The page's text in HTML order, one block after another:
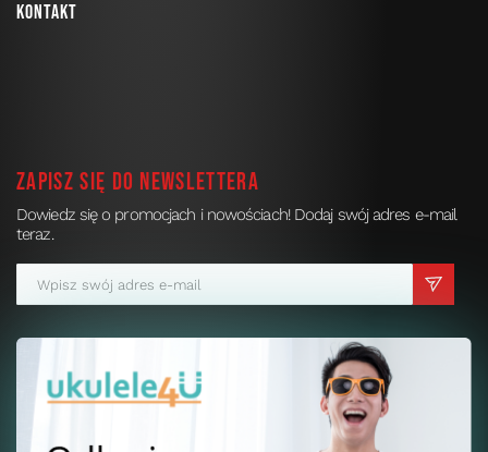
Kontakt
Zapisz się do newslettera
Dowiedz się o promocjach i nowościach! Dodaj swój adres e-mail
teraz.